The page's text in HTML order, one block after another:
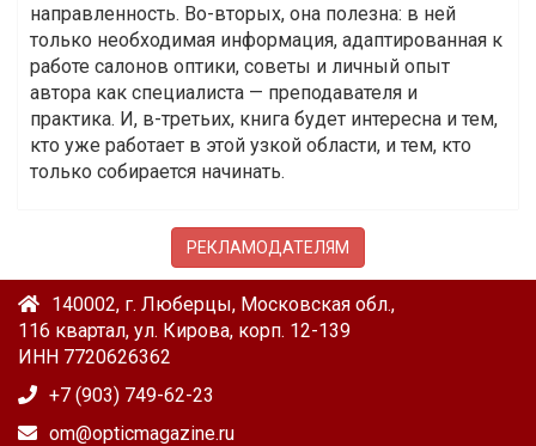
направленность. Во-вторых, она полезна: в ней
только необходимая информация, адаптированная к
работе салонов оптики, советы и личный опыт
автора как специалиста — преподавателя и
практика. И, в-третьих, книга будет интересна и тем,
кто уже работает в этой узкой области, и тем, кто
только собирается начинать.
РЕКЛАМОДАТЕЛЯМ
140002, г. Люберцы, Московская обл.,
116 квартал, ул. Кирова, корп. 12-139
ИНН 7720626362
+7 (903) 749-62-23
om@opticmagazine.ru